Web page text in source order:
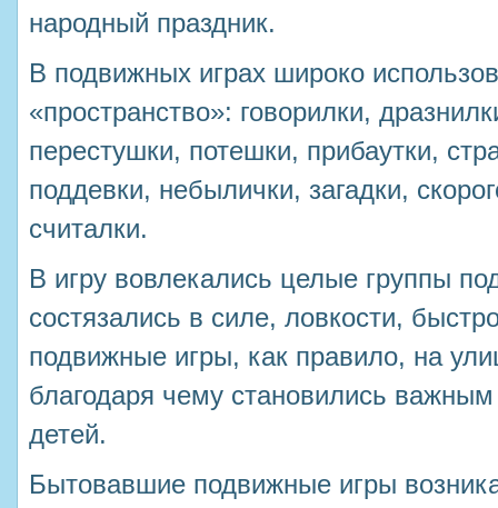
народный праздник.
В подвижных играх широко
«пространство»: говорилки,
перестушки, потешки, прибаутки,
поддевки, небылички, загадки,
считалки.
В игру вовлекались целые группы
состязались в силе, ловкости,
подвижные игры, как правило, на
благодаря чему становились
детей.
Бытовавшие подвижные игры